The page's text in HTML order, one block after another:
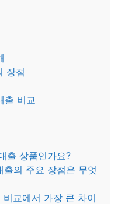
장점
출 비교
출 상품인가요?
출의 주요 장점은 무엇
교에서 가장 큰 차이